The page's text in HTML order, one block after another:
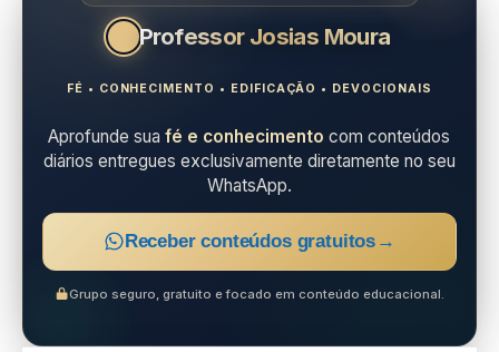
Professor Josias Moura
FÉ • CONHECIMENTO • EDIFICAÇÃO • DEVOCIONAIS
Aprofunde suafé e conhecimento com conteúdos
diários entregues exclusivamente diretamente no seu
WhatsApp.
Receber conteúdos gratuitos →
Grupo seguro, gratuito e focado em conteúdo educacional.